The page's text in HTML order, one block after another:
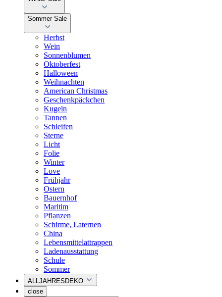
Sommer Sale
Herbst
Wein
Sonnenblumen
Oktoberfest
Halloween
Weihnachten
American Christmas
Geschenkpäckchen
Kugeln
Tannen
Schleifen
Sterne
Licht
Folie
Winter
Love
Frühjahr
Ostern
Bauernhof
Maritim
Pflanzen
Schirme, Laternen
China
Lebensmittelattrappen
Ladenausstattung
Schule
Sommer
ALLJAHRESDEKO
close